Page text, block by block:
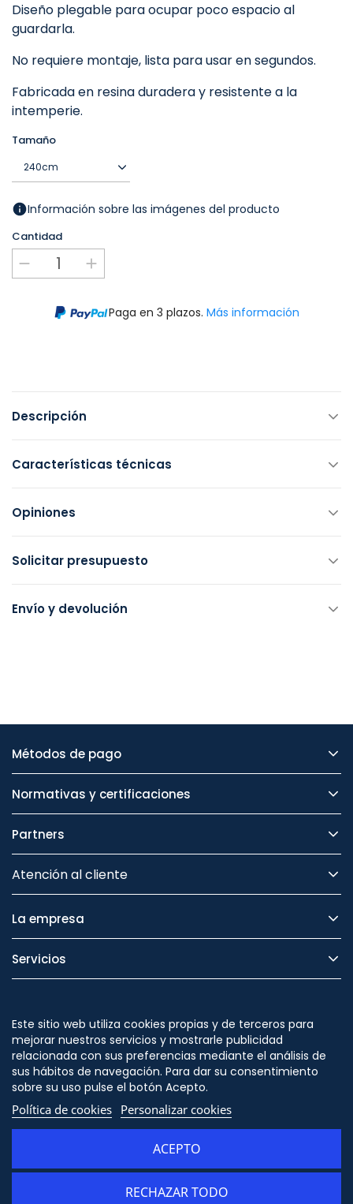
Diseño plegable para ocupar poco espacio al
guardarla.
No requiere montaje, lista para usar en segundos.
Fabricada en resina duradera y resistente a la
intemperie.
Tamaño
Información sobre las imágenes del producto
Cantidad
Paga en 3 plazos. Más información
Descripción
Características técnicas
Opiniones
Solicitar presupuesto
Envío y devolución
Métodos de pago
Normativas y certificaciones
Partners
Atención al cliente
La empresa
Servicios
Seguridad
Este sitio web utiliza cookies propias y de terceros para
mejorar nuestros servicios y mostrarle publicidad
relacionada con sus preferencias mediante el análisis de
sus hábitos de navegación. Para dar su consentimiento
sobre su uso pulse el botón Acepto.
Política de cookies Personalizar cookies
RECHAZAR TODO
ACEPTO
Síguenos en